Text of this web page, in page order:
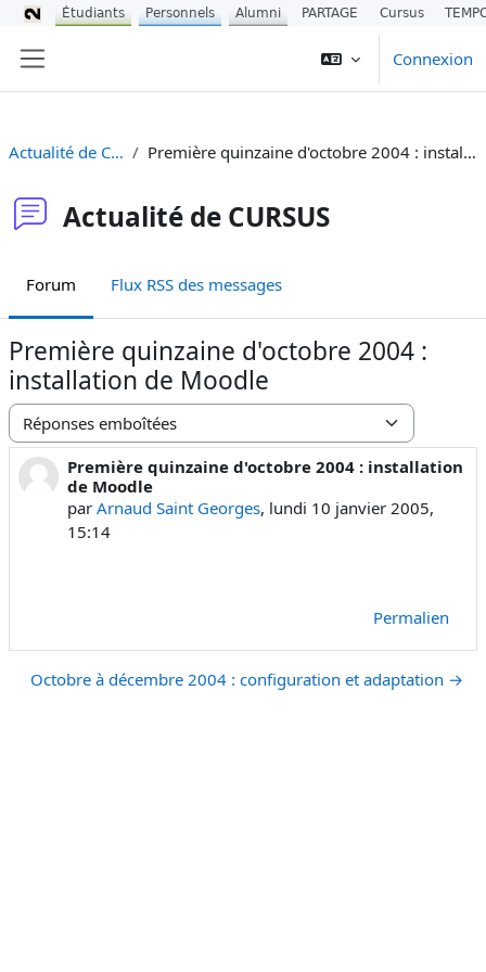
Connexion
Actualité de CURSUS Première quinzaine d'octobre 2004 : installation de Moodle
Actualité de CURSUS
Forum Flux RSS des messages
Première quinzaine d'octobre 2004 :
installation de Moodle
Type d’affichage
Première quinzaine d'octobre 2004 : installation
de Moodle
parArnaud Saint Georges, lundi 10 janvier 2005,
15:14
Nombre de réponses : 0
Permalien
Octobre à décembre 2004 : configuration et adaptation →
Étudiants Personnels Alumni PARTAGE Cursus